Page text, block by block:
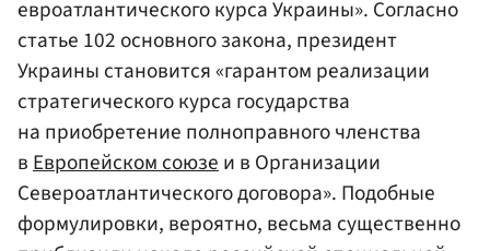
евроатлантического курса Украины». Согласно
статье 102 основного закона, президент
Украины становится «гарантом реализации
стратегического курса государства
на приобретение полноправного членства
вЕвропейском союзеи в Организации
Североатлантического договора». Подобные
формулировки, вероятно, весьма существенно